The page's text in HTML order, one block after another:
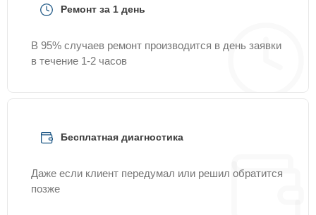
Ремонт за 1 день
В 95% случаев ремонт производится в день заявки
в течение 1-2 часов
Бесплатная диагностика
Даже если клиент передумал или решил обратится
позже